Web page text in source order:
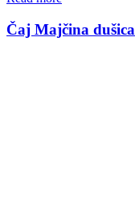
Čaj Majčina dušica